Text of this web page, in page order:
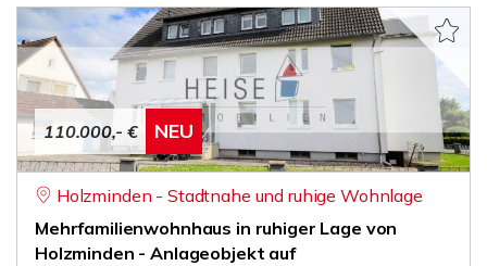
110.000,- € NEU
Holzminden - Stadtnahe und ruhige Wohnlage
Mehrfamilienwohnhaus in ruhiger Lage von
Holzminden - Anlageobjekt auf